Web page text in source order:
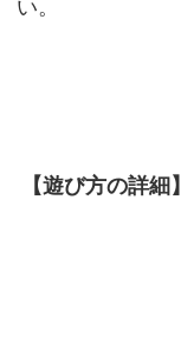
い。
【遊び方の詳細】